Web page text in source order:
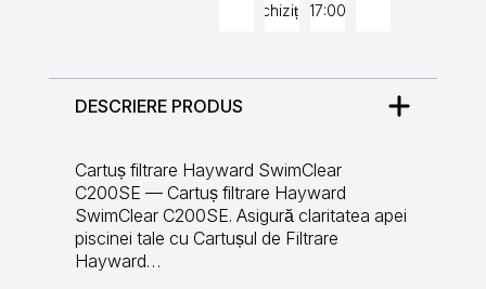
achiziție17:00
DESCRIERE PRODUS
Cartuș filtrare Hayward SwimClear
C200SE — Cartuș filtrare Hayward
SwimClear C200SE. Asigură claritatea apei
piscinei tale cu Cartușul de Filtrare
Hayward…